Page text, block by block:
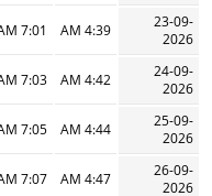
23-09-
2026
4:39 AM
7:01 AM
24-09-
2026
4:42 AM
7:03 AM
25-09-
2026
4:44 AM
7:05 AM
26-09-
2026
4:47 AM
7:07 AM